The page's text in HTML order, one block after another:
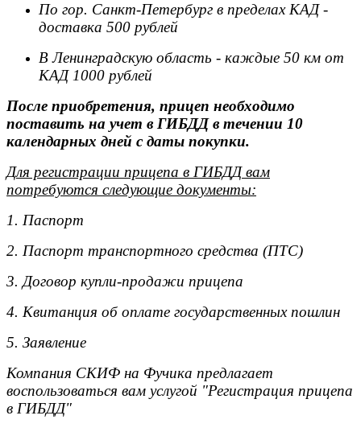
По гор. Санкт-Петербург в пределах КАД -
доставка 500 рублей
В Ленинградскую область - каждые 50 км от
КАД 1000 рублей
После приобретения, прицеп необходимо
поставить на учет в ГИБДД в течении 10
календарных дней с даты покупки.
Для регистрации прицепа в ГИБДД вам
потребуются следующие документы:
1. Паспорт
2. Паспорт транспортного средства (ПТС)
3. Договор купли-продажи прицепа
4. Квитанция об оплате государственных пошлин
5. Заявление
Компания СКИФ на Фучика предлагает
воспользоваться вам услугой "Регистрация прицепа
в ГИБДД"